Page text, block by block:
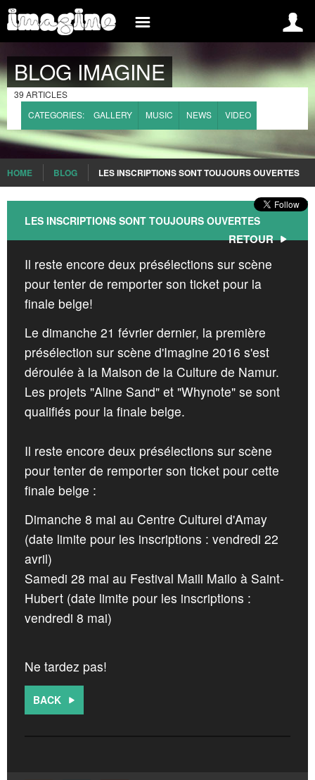
BELGIUM
INTERNATIONAL
SPAIN
ROMANIA
NORWAY
INFO
IMAGINE, C’EST QUOI?
LE RÉGLEMENT
PRESS
WHAT IS IMAGINE
EVÉNEMENTS
GROUPES
MEDIA
INSCREVA-SE AGORA
INSCRIPTION
CONNEXION
BLOG IMAGINE
39 ARTICLES
CATEGORIES:
GALLERY MUSIC NEWS VIDEO
HOME BLOG LES INSCRIPTIONS SONT TOUJOURS OUVERTES
LES INSCRIPTIONS SONT TOUJOURS OUVERTES
RETOUR
Il reste encore deux présélections sur scène
pour tenter de remporter son ticket pour la
finale belge!
Le dimanche 21 février dernier, la première
présélection sur scène d'Imagine 2016 s'est
déroulée à la Maison de la Culture de Namur.
Les projets "Aline Sand" et "Whynote" se sont
qualifiés pour la finale belge.
Il reste encore deux présélections sur scène
pour tenter de remporter son ticket pour cette
finale belge :
Dimanche 8 mai au Centre Culturel d'Amay
(date limite pour les inscriptions : vendredi 22
avril)
Samedi 28 mai au Festival Maili Mailo à Saint-
Hubert (date limite pour les inscriptions :
vendredi 8 mai)
Ne tardez pas!
BACK